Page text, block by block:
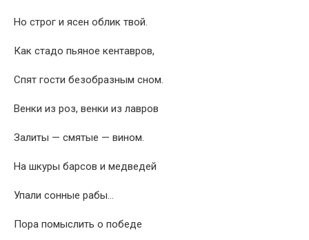
Но строг и ясен облик твой.
Как стадо пьяное кентавров,
Спят гости безобразным сном.
Венки из роз, венки из лавров
Залиты — смятые — вином.
На шкуры барсов и медведей
Упали сонные рабы…
Пора помыслить о победе